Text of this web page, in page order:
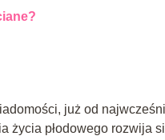
już od
życia płodowego rozwija